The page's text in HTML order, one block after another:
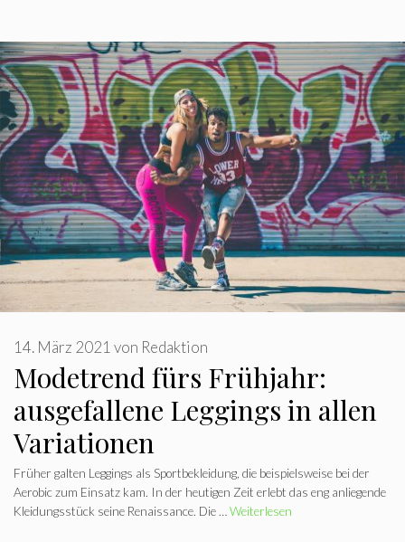
Modetrend fürs Frühjahr:
ausgefallene Leggings in allen
Variationen
14. März 2021 von Redaktion
Früher galten Leggings als Sportbekleidung, die beispielsweise bei der
Aerobic zum Einsatz kam. In der heutigen Zeit erlebt das eng anliegende
Kleidungsstück seine Renaissance. Die …Weiterlesen